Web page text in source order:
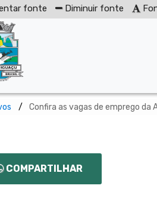
fonte Diminuir fonte
Confira as vagas de emprego da
COMPARTILHAR